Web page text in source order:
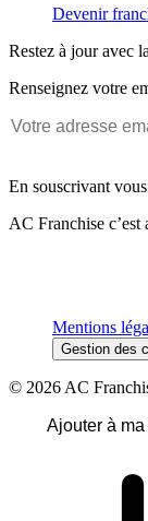
Devenir
Restez à jour avec
Renseignez votre
En souscrivant
AC Franchise c’est
Mentions
Gestion des
© 2026 AC
Ajouter à